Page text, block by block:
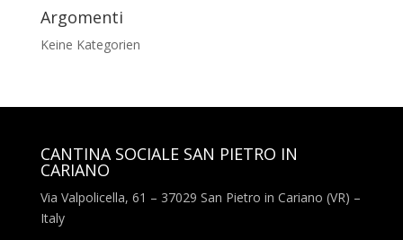
Argomenti
Keine Kategorien
CANTINA SOCIALE SAN PIETRO IN
CARIANO
Via Valpolicella, 61 – 37029 San Pietro in Cariano (VR) –
Italy